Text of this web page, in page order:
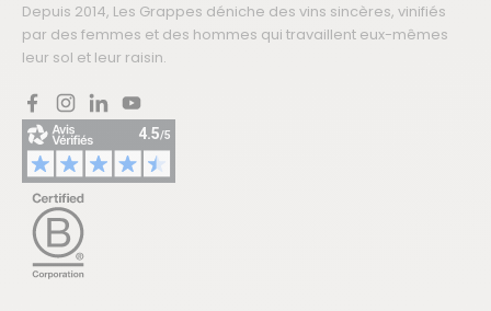
Depuis 2014, Les Grappes déniche des vins sincères, vinifiés
par des femmes et des hommes qui travaillent eux-mêmes
leur sol et leur raisin.
FacebookInstagram
LinkedInYouTube